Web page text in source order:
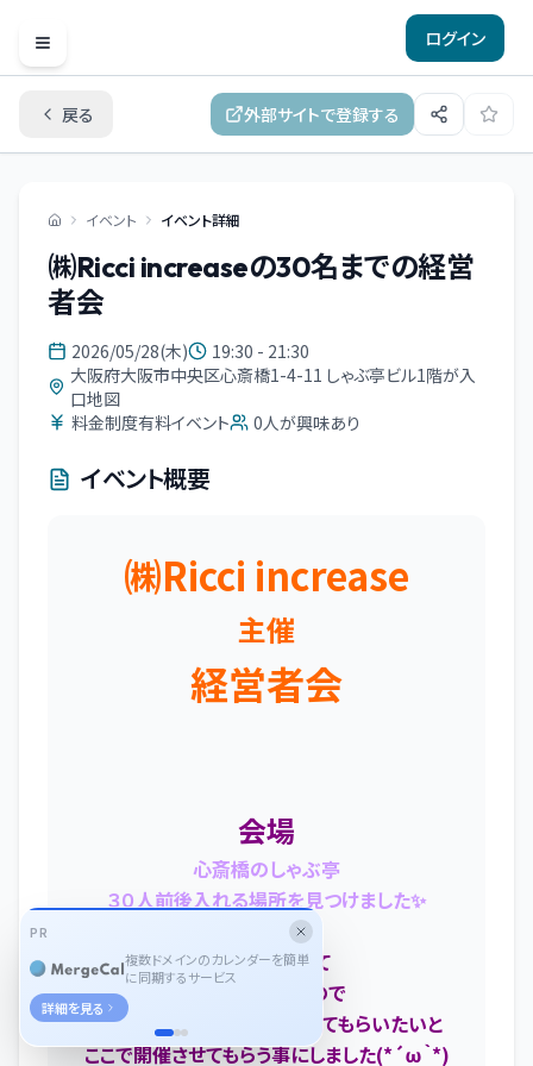
Open menu
ログイン
戻る 外部サイトで登録する
イベント イベント詳細
㈱Ricci increaseの30名までの経営
者会
2026/05/28(木)
19:30 - 21:30
大阪府大阪市中央区心斎橋1-4-11 しゃぶ亭ビル1階が入
口地図
料金制度有料イベント
0人が興味あり
イベント概要
㈱Ricci increase
主催
経営者会
会場
心斎橋のしゃぶ亭
３０人前後入れる場所を見つけました✨
疲れた時に来て
とても癒されたので
皆さんにもその癒しを味わってもらいたいと
ここで開催させてもらう事にしました(*´ω｀*)
PR
複数ドメインのカレンダーを簡単
に同期するサービス
詳細を見る